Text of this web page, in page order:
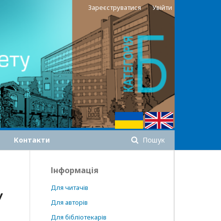
Контакти Пошук
Зареєструватися Увійти
Інформація
Для читачів
Для авторів
Для бібліотекарів